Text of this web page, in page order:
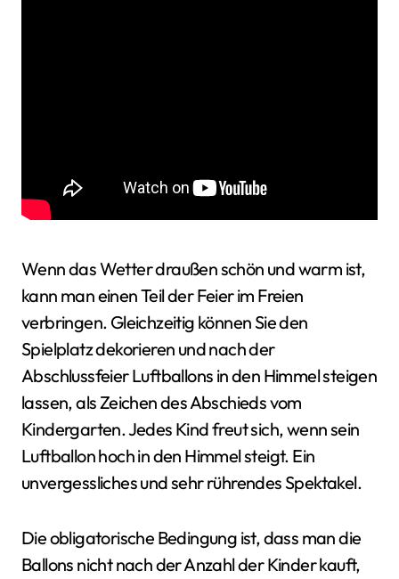
Wenn das Wetter draußen schön und warm ist,
kann man einen Teil der Feier im Freien
verbringen. Gleichzeitig können Sie den
Spielplatz dekorieren und nach der
Abschlussfeier Luftballons in den Himmel steigen
lassen, als Zeichen des Abschieds vom
Kindergarten. Jedes Kind freut sich, wenn sein
Luftballon hoch in den Himmel steigt. Ein
unvergessliches und sehr rührendes Spektakel.
Die obligatorische Bedingung ist, dass man die
Ballons nicht nach der Anzahl der Kinder kauft,